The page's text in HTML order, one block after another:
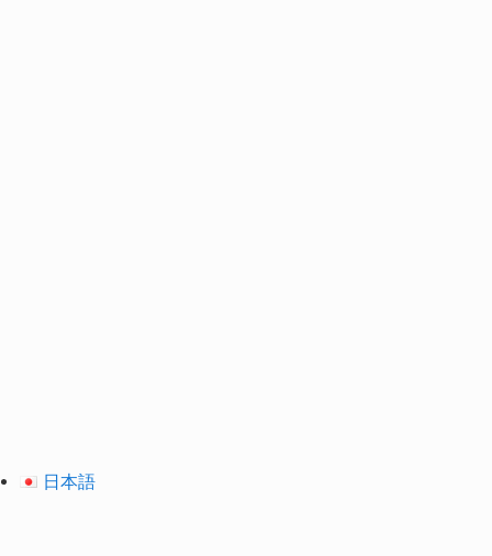
日本語